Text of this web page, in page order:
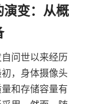
演变：从概
问世以来经历
，身体摄像头
和存储容量有